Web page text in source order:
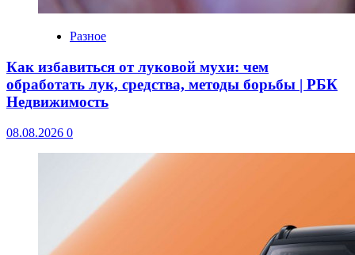
Разное
Как избавиться от луковой мухи: чем
обработать лук, средства, методы борьбы | РБК
Недвижимость
08.08.2026 0